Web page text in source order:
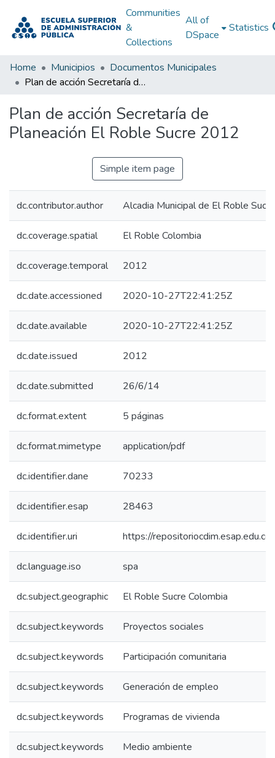
Communities
&
Collections
All of
DSpace
Statistics
Home Municipios
Documentos Municipales
Plan de acción Secretaría de Planeación El Roble Sucre 2012
Plan de acción Secretaría de
Planeación El Roble Sucre 2012
Simple item page
dc.contributor.author Alcadia Municipal de El Roble Sucre
dc.coverage.spatial El Roble Colombia
dc.coverage.temporal 2012
dc.date.accessioned 2020-10-27T22:41:25Z
dc.date.available 2020-10-27T22:41:25Z
dc.date.issued 2012
dc.date.submitted 26/6/14
dc.format.extent 5 páginas
dc.format.mimetype application/pdf
dc.identifier.dane 70233
dc.identifier.esap 28463
dc.identifier.uri https://
dc.language.iso spa
dc.subject.geographic El Roble Sucre Colombia
dc.subject.keywords Proyectos sociales
dc.subject.keywords Participación comunitaria
dc.subject.keywords Generación de empleo
dc.subject.keywords Programas de vivienda
dc.subject.keywords Medio ambiente